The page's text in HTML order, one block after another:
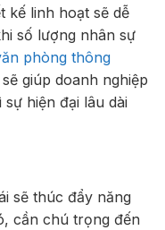
kế linh hoạt sẽ dễ
số lượng nhân sự
phòng thông
giúp doanh nghiệp
hiện đại lâu dài
sẽ thúc đẩy năng
cần chú trọng đến